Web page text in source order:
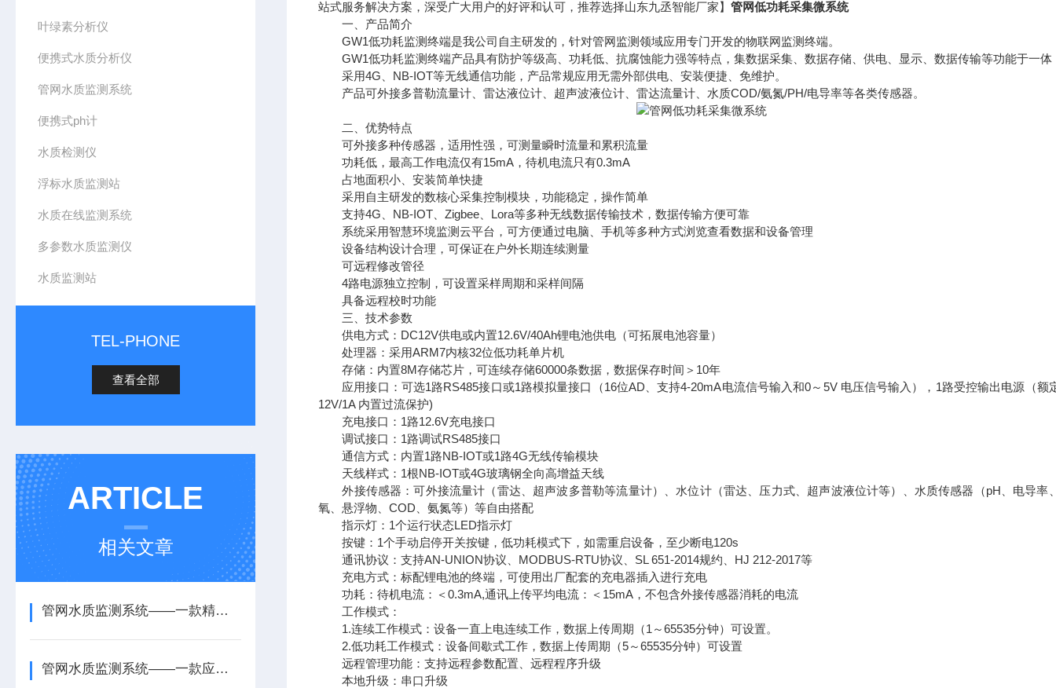
叶绿素分析仪
便携式水质分析仪
管网水质监测系统
便携式ph计
水质检测仪
浮标水质监测站
水质在线监测系统
多参数水质监测仪
水质监测站
TEL-PHONE
查看全部
ARTICLE
相关文章
管网水质监测系统——一款精细化管理的水厂水质监测系统2026+派+送
管网水质监测系统——一款应急响应的水厂水质监测系统2025+派+送
站式服务解决方案，深受广大用户的好评和认可，推荐选择山东九丞智能厂家】 管网低功耗采集微系统
一、产品简介
GW1低功耗监测终端是我公司自主研发的，针对管网监测领域应用专门开发的物联网监测终端。
GW1低功耗监测终端产品具有防护等级高、功耗低、抗腐蚀能力强等特点，集数据采集、数据存储、供电、显示、数据传输等功能于一体
采用4G、NB-IOT等无线通信功能，产品常规应用无需外部供电、安装便捷、免维护。
产品可外接多普勒流量计、雷达液位计、超声波液位计、雷达流量计、水质COD/氨氮/PH/电导率等各类传感器。
二、优势特点
可外接多种传感器，适用性强，可测量瞬时流量和累积流量
功耗低，最高工作电流仅有15mA，待机电流只有0.3mA
占地面积小、安装简单快捷
采用自主研发的数核心采集控制模块，功能稳定，操作简单
支持4G、NB-IOT、Zigbee、Lora等多种无线数据传输技术，数据传输方便可靠
系统采用智慧环境监测云平台，可方便通过电脑、手机等多种方式浏览查看数据和设备管理
设备结构设计合理，可保证在户外长期连续测量
可远程修改管径
4路电源独立控制，可设置采样周期和采样间隔
具备远程校时功能
三、技术参数
供电方式：DC12V供电或内置12.6V/40Ah锂电池供电（可拓展电池容量）
处理器：采用ARM7内核32位低功耗单片机
存储：内置8M存储芯片，可连续存储60000条数据，数据保存时间＞10年
应用接口：可选1路RS485接口或1路模拟量接口（16位AD、支持4-20mA电流信号输入和0～5V 电压信号输入），1路受控输出电源（额
12V/1A 内置过流保护)
充电接口：1路12.6V充电接口
调试接口：1路调试RS485接口
通信方式：内置1路NB-IOT或1路4G无线传输模块
天线样式：1根NB-IOT或4G玻璃钢全向高增益天线
外接传感器：可外接流量计（雷达、超声波多普勒等流量计）、水位计（雷达、压力式、超声波液位计等）、水质传感器（pH、电导率
氧、悬浮物、COD、氨氮等）等自由搭配
指示灯：1个运行状态LED指示灯
按键：1个手动启停开关按键，低功耗模式下，如需重启设备，至少断电120s
通讯协议：支持AN-UNION协议、MODBUS-RTU协议、SL 651-2014规约、HJ 212-2017等
充电方式：标配锂电池的终端，可使用出厂配套的充电器插入进行充电
功耗：待机电流：＜0.3mA,通讯上传平均电流：＜15mA，不包含外接传感器消耗的电流
工作模式：
1.连续工作模式：设备一直上电连续工作，数据上传周期（1～65535分钟）可设置。
2.低功耗工作模式：设备间歇式工作，数据上传周期（5～65535分钟）可设置
远程管理功能：支持远程参数配置、远程程序升级
本地升级：串口升级